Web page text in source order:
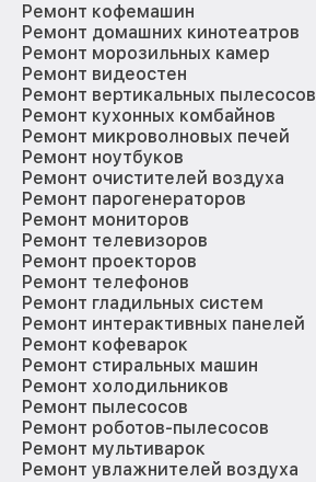
Ремонт кофемашин
Ремонт домашних кинотеатров
Ремонт морозильных камер
Ремонт видеостен
Ремонт вертикальных пылесосов
Ремонт кухонных комбайнов
Ремонт микроволновых печей
Ремонт ноутбуков
Ремонт очистителей воздуха
Ремонт парогенераторов
Ремонт мониторов
Ремонт телевизоров
Ремонт проекторов
Ремонт телефонов
Ремонт гладильных систем
Ремонт интерактивных панелей
Ремонт кофеварок
Ремонт стиральных машин
Ремонт холодильников
Ремонт пылесосов
Ремонт роботов-пылесосов
Ремонт мультиварок
Ремонт увлажнителей воздуха